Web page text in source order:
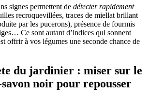
signes permettent de détecter rapidement
recroquevillées, traces de miellat brillant
par les pucerons), présence de fourmis
Ce sont autant d’indices qui sonnent
offrir à vos légumes une seconde chance de
du jardinier : miser sur le
noir pour repousser